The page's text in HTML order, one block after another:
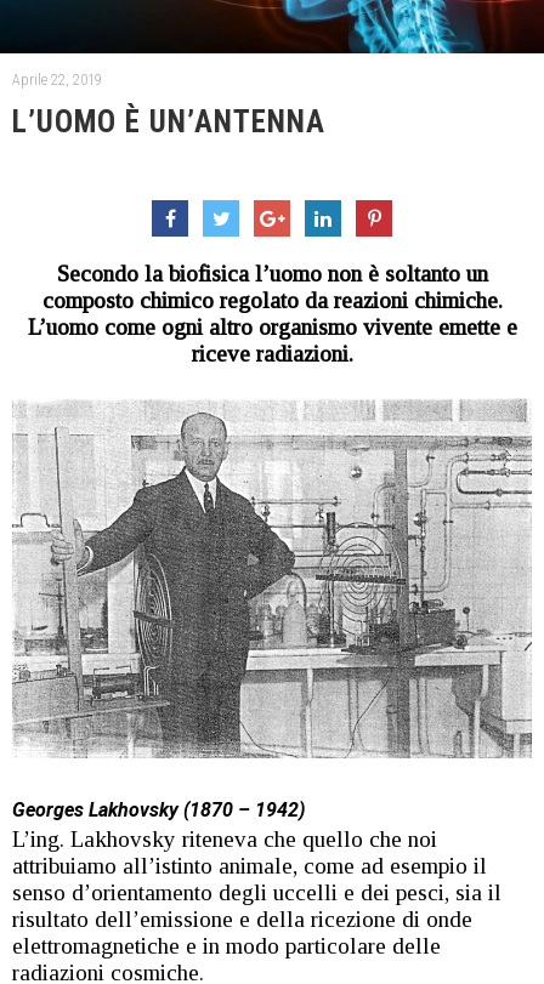
Aprile 22, 2019
L’UOMO È UN’ANTENNA
Secondo la biofisica l’uomo non è soltanto un
composto chimico regolato da reazioni chimiche.
L’uomo come ogni altro organismo vivente emette e
riceve radiazioni.
Georges Lakhovsky (1870 – 1942)
L’ing. Lakhovsky riteneva che quello che noi
attribuiamo all’istinto animale, come ad esempio il
senso d’orientamento degli uccelli e dei pesci, sia il
risultato dell’emissione e della ricezione di onde
elettromagnetiche e in modo particolare delle
radiazioni cosmiche.